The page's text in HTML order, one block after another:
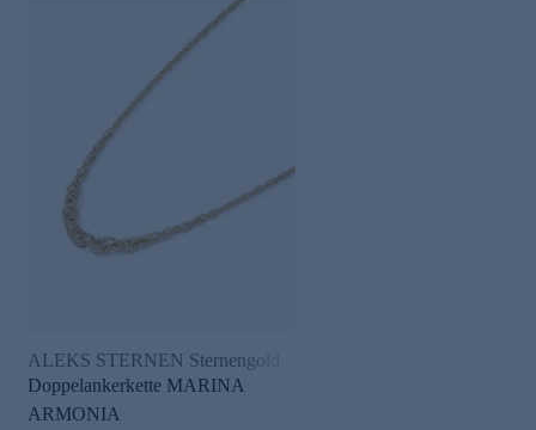
ALEKS STERNEN Sternengold
Doppelankerkette MARINA
ARMONIA